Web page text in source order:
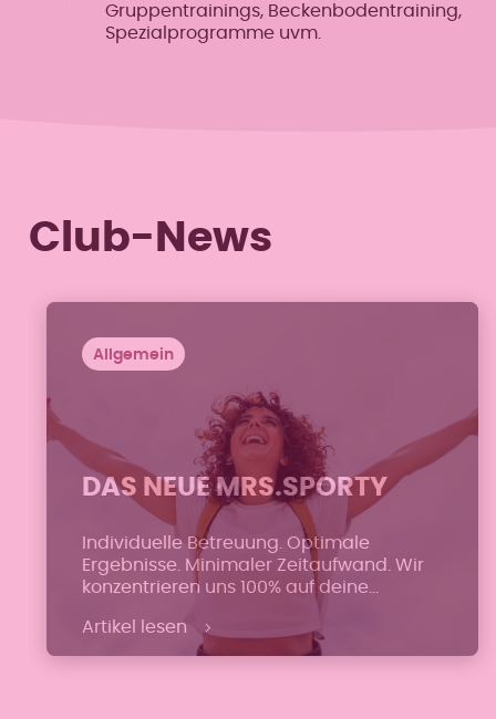
Gruppentrainings, Beckenbodentraining,
Spezialprogramme uvm.
Club-News
Allgemein
DAS NEUE MRS.SPORTY
Individuelle Betreuung. Optimale
Ergebnisse. Minimaler Zeitaufwand. Wir
konzentrieren uns 100% auf deine
Bedürfnisse.
Artikel lesen